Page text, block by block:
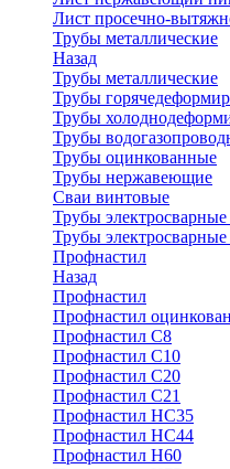
Лист просечно-
Трубы металлические
Назад
Трубы металлические
Трубы
Трубы
Трубы
Трубы оцинкованные
Трубы нержавеющие
Сваи винтовые
Трубы
Трубы
Профнастил
Назад
Профнастил
Профнастил
Профнастил С8
Профнастил С10
Профнастил С20
Профнастил С21
Профнастил НС35
Профнастил НС44
Профнастил Н60